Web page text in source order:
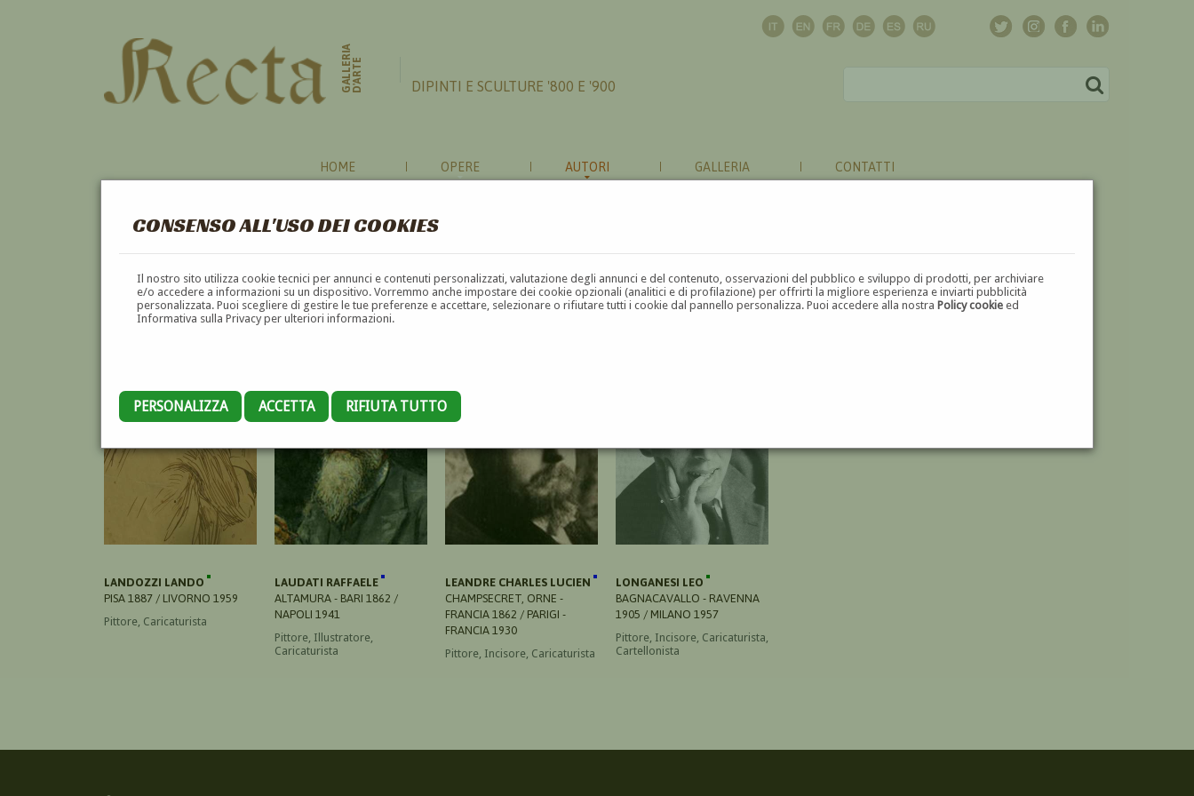
CONSENSO ALL'USO DEI COOKIES
Il nostro sito utilizza cookie tecnici per annunci e contenuti personalizzati, valutazione degli annunci e del contenuto, osservazioni del pubblico e sviluppo di prodotti, per archiviare
e/o accedere a informazioni su un dispositivo. Vorremmo anche impostare dei cookie opzionali (analitici e di profilazione) per offrirti la migliore esperienza e inviarti pubblicità
personalizzata. Puoi scegliere di gestire le tue preferenze e accettare, selezionare o rifiutare tutti i cookie dal pannello personalizza. Puoi accedere alla nostraPolicy cookie ed
Informativa sulla Privacy per ulteriori informazioni.
PERSONALIZZA ACCETTA RIFIUTA TUTTO
GALLERIAD'ARTE DIPINTI E SCULTURE '800 E '900
HOME OPERE AUTORI GALLERIA CONTATTI
CARICATURISTI
A B C D E F G H I J K L M N O P Q R S T U V W X Y Z ⬅
LANDOZZI LANDO
PISA 1887 / LIVORNO 1959
Pittore, Caricaturista
LAUDATI RAFFAELE
ALTAMURA - BARI 1862 /
NAPOLI 1941
Pittore, Illustratore,
Caricaturista
LEANDRE CHARLES LUCIEN
CHAMPSECRET, ORNE -
FRANCIA 1862 / PARIGI -
FRANCIA 1930
Pittore, Incisore, Caricaturista
LONGANESI LEO
BAGNACAVALLO - RAVENNA
1905 / MILANO 1957
Pittore, Incisore, Caricaturista,
Cartellonista